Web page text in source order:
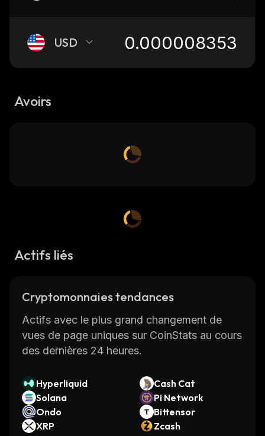
USD
Avoirs
Actifs liés
Cryptomonnaies tendances
Actifs avec le plus grand changement de
vues de page uniques sur CoinStats au cours
des dernières 24 heures.
Hyperliquid
Cash Cat
Solana
Pi Network
Ondo
Bittensor
XRP
Zcash